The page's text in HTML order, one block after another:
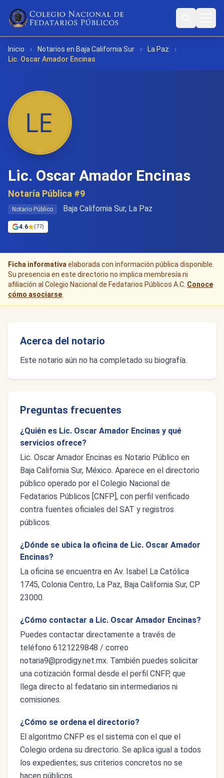
Inicio › Notarios en Baja California Sur › La Paz
›
Lic. Oscar Amador Encinas
Lic. Oscar Amador Encinas
Notaría Pública #9
Notario Público Baja California Sur, La Paz
4.6 (77)
Ficha informativa elaborada con información pública disponible.
Su presencia en este directorio no implica membresía ni
afiliación al Colegio Nacional de Fedatarios Públicos A.C. Conoce
cómo asociarse
Acerca del notario
Este notario aún no ha completado su biografía.
Preguntas frecuentes
¿Quién es Lic. Oscar Amador Encinas y qué
servicios ofrece?
Lic. Oscar Amador Encinas es Notario Público en
Baja California Sur, México. Aparece en el directorio
público operado por el Colegio Nacional de
Fedatarios Públicos [CNFP], con perfil verificado
contra fuentes oficiales del SAT y registros
públicos.
¿Dónde se ubica la oficina de Lic. Oscar Amador
Encinas?
La oficina se encuentra en Av. Isabel La Católica
1745, Colonia Centro, La Paz, Baja California Sur, CP
23000.
¿Cómo contactar a Lic. Oscar Amador Encinas?
Puedes contactar directamente a través de
teléfono 6121229848 / correo
notaria9@prodigy.net.mx. También puedes solicitar
una cotización formal desde el perfil CNFP, que
llega directo al fedatario sin intermediarios ni
comisiones.
¿Cómo se ordena el directorio?
El algoritmo CNFP es el sistema con el que el
Colegio ordena su directorio. Se aplica igual a todos
los expedientes; sus criterios concretos no se
hacen públicos.